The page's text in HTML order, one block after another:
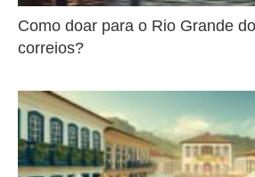
Como doar para o Rio Grande
correios?